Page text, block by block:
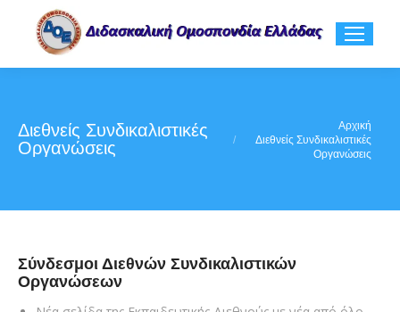
Διεθνείς Συνδικαλιστικές
Οργανώσεις
Αρχική
Διεθνείς Συνδικαλιστικές
Οργανώσεις
Σύνδεσμοι Διεθνών Συνδικαλιστικών
Οργανώσεων